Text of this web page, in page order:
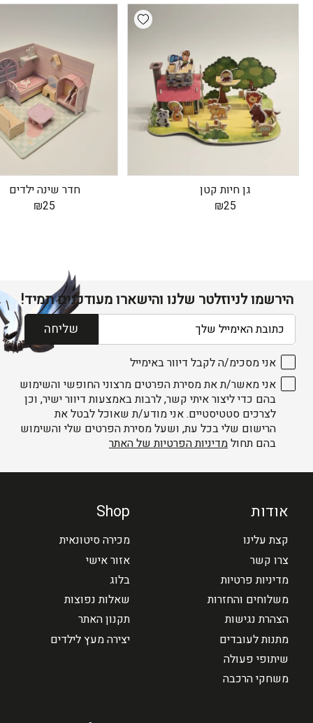
Add wishlist
גן חיות קטן
₪25
חדר שינה ילדים
₪25
הירשמו לניוזלטר שלנו והישארו מעודכנים תמיד!
דוא׳׳ל
שליחה
אני מסכימ/ה לקבל דיוור באימייל
אני מאשר/ת את מסירת הפרטים מרצוני החופשי והשימוש
בהם כדי ליצור איתי קשר, לרבות באמצעות דיוור ישיר, וכן
לצרכים סטטיסטיים. אני מודע/ת שאוכל לבטל את
הרישום שלי בכל עת, ושעל מסירת הפרטים שלי והשימוש
בהם תחולמדיניות הפרטיות של האתר
אודות
קצת עלינו
צרו קשר
מדיניות פרטיות
משלוחים והחזרות
הצהרת נגישות
מתנות לעובדים
שיתופי פעולה
משחקי הרכבה
Shop
מכירה סיטונאית
אזור אישי
בלוג
שאלות נפוצות
תקנון האתר
יצירה מעץ לילדים